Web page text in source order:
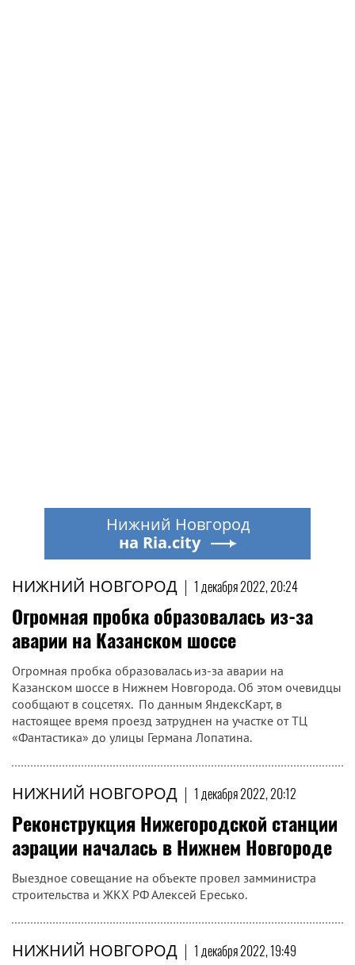
НИЖНИЙ НОВГОРОД | 1 декабря 2022, 20:24
Огромная пробка образовалась из-за
аварии на Казанском шоссе
Огромная пробка образовалась из-за аварии на
Казанском шоссе в Нижнем Новгорода. Об этом очевидцы
сообщают в соцсетях. По данным ЯндексКарт, в
настоящее время проезд затруднен на участке от ТЦ
«Фантастика» до улицы Германа Лопатина.
НИЖНИЙ НОВГОРОД | 1 декабря 2022, 20:12
Реконструкция Нижегородской станции
аэрации началась в Нижнем Новгороде
Выездное совещание на объекте провел замминистра
строительства и ЖКХ РФ Алексей Ересько.
НИЖНИЙ НОВГОРОД | 1 декабря 2022, 19:49
Нижний Новгород
на Ria.city